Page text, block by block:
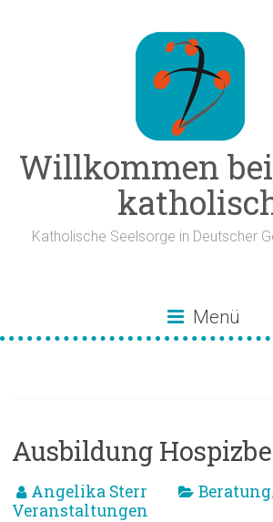
Willkommen bei
Katholische Seelsorge in Deutscher
Menü
Ausbildung
Angelika Sterr Beratung,
Veranstaltungen